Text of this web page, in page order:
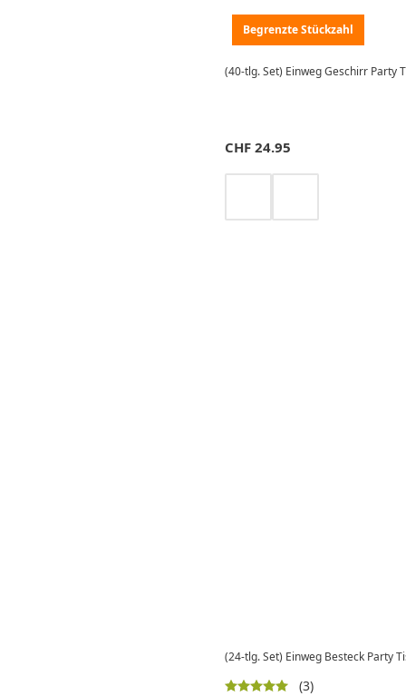
Begrenzte Stückzahl
(40-tlg. Set) Einweg Geschirr Party
CHF 24.95
(24-tlg. Set) Einweg Besteck Party
(3)